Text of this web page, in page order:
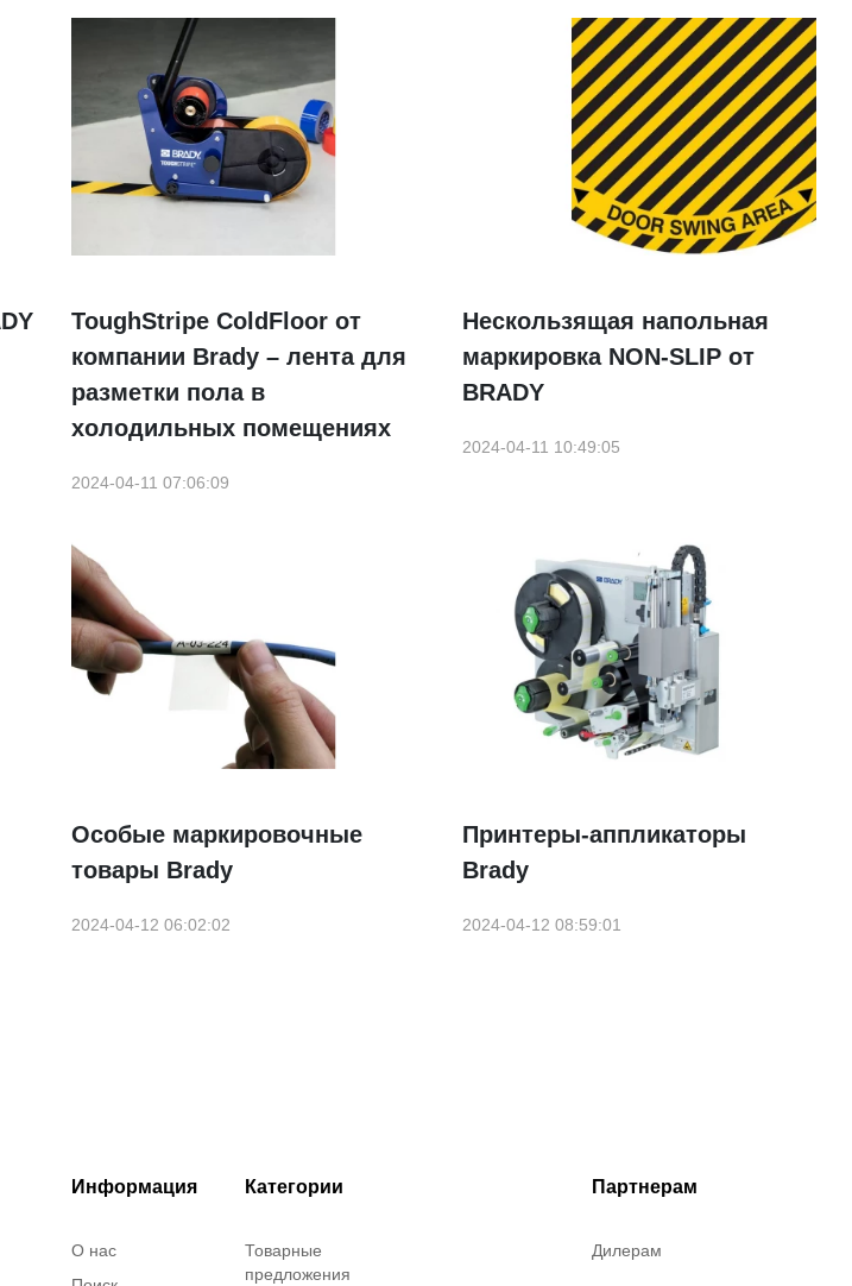
ToughStripe ColdFloor от
компании Brady – лента для
разметки пола в
холодильных помещениях
2024-04-11 07:06:09
Нескользящая напольная
маркировка NON-SLIP от
BRADY
2024-04-11 10:49:05
Особые маркировочные
товары Brady
2024-04-12 06:02:02
Принтеры-аппликаторы
Brady
2024-04-12 08:59:01
Информация
О нас
Категории
Товарные
предложения
Партнерам
Дилерам